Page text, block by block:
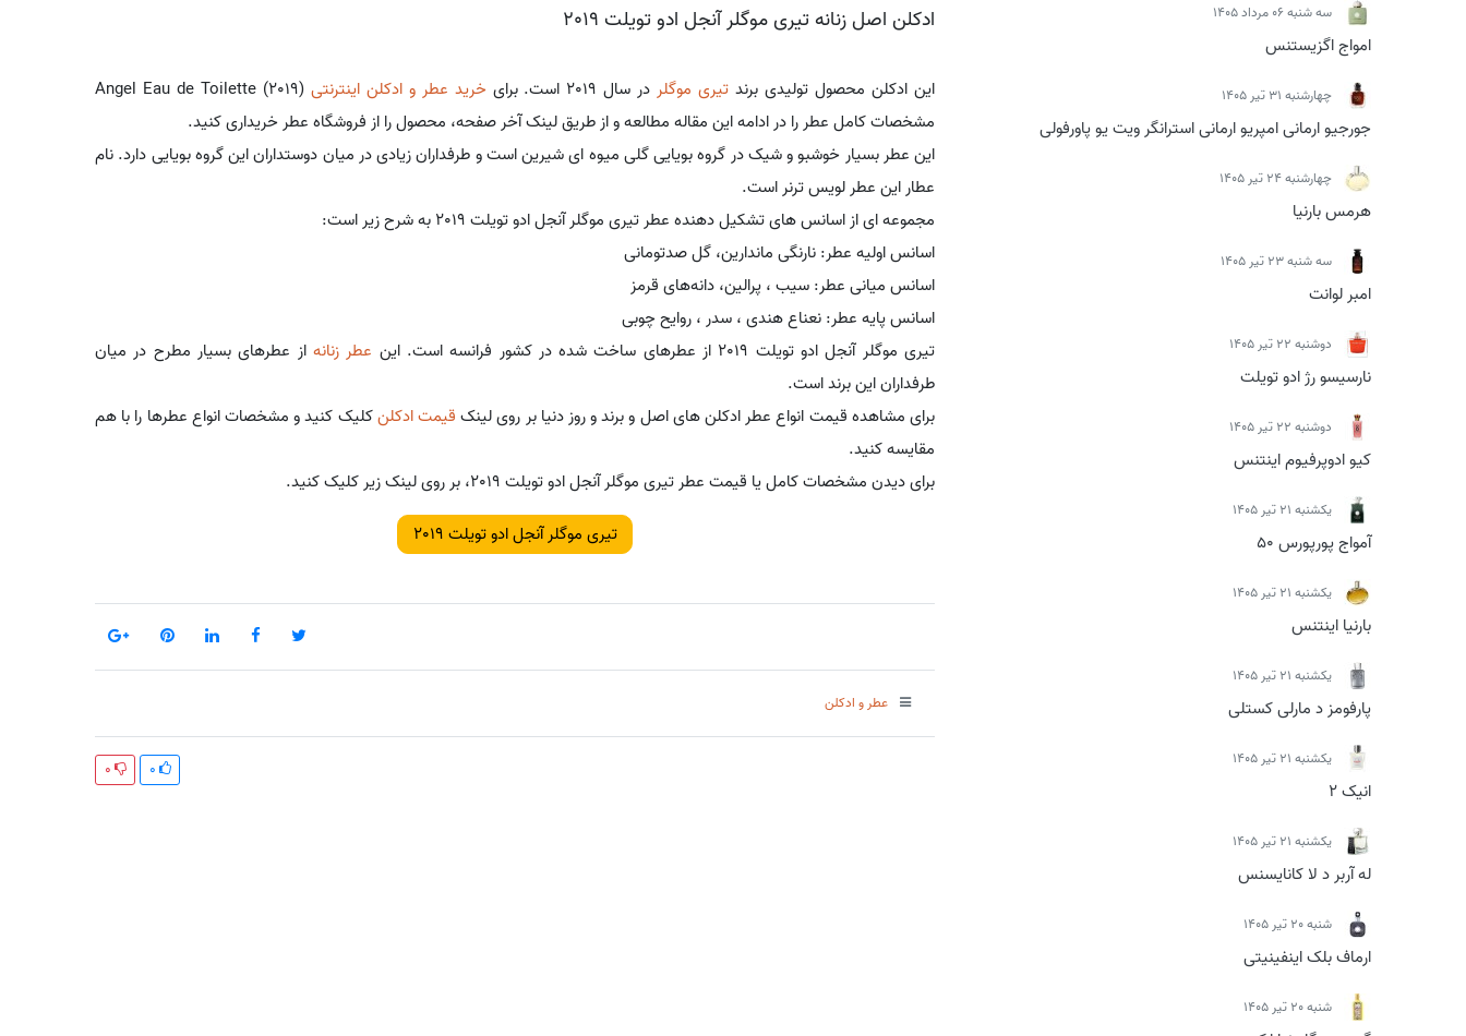
سه شنبه 06 مرداد 1405
امواج اگزیستنس
چهارشنبه 31 تیر 1405
جورجیو ارمانی امپریو ارمانی استرانگر ویت یو پاورفولی
چهارشنبه 24 تیر 1405
هرمس بارنیا
سه شنبه 23 تیر 1405
امبر لوانت
دوشنبه 22 تیر 1405
نارسیسو رژ ادو تویلت
دوشنبه 22 تیر 1405
کیو ادوپرفیوم اینتنس
يكشنبه 21 تیر 1405
آمواج پورپورس 50
يكشنبه 21 تیر 1405
بارنیا اینتنس
يكشنبه 21 تیر 1405
پارفومز د مارلی کستلی
يكشنبه 21 تیر 1405
انیک 2
يكشنبه 21 تیر 1405
له آربر د لا کانایسنس
شنبه 20 تیر 1405
ارماف بلک اینفینیتی
شنبه 20 تیر 1405
ادکلن اصل زنانه تیری موگلر آنجل ادو تویلت 2019
این ادکلن محصول تولیدی برند تیری موگلر در سال 2019 است. برای خريد عطر و ادكلن اینترنتی Angel Eau de Toilette (2019)
مشخصات کامل عطر را در ادامه این مقاله مطالعه و از طریق لینک آخر صفحه، محصول را از فروشگاه عطر خریداری کنید.
این عطر بسیار خوشبو و شیک در گروه بویایی گلی میوه ای شیرین است و طرفداران زیادی در میان دوستداران این گروه بویایی دارد. نام
عطار این عطر لویس ترنر است.
مجموعه ای از اسانس های تشکیل دهنده عطر تیری موگلر آنجل ادو تویلت 2019 به شرح زیر است:
اسانس اولیه عطر: نارنگی ماندارین، گل صدتومانی
اسانس میانی عطر: سیب ، پرالین، دانه‌های قرمز
اسانس پایه عطر: نعناع هندی ، سدر ، روایح چوبی
تیری موگلر آنجل ادو تویلت 2019 از عطرهای ساخت شده در کشور فرانسه است. این
عطر زنانه از عطرهای بسیار مطرح در میان
طرفداران این برند است.
برای مشاهده قیمت انواع عطر ادکلن های اصل و برند و روز دنیا بر روی لینک قیمت ادکلنکلیک کنید و مشخصات انواع عطرها را با هم
مقایسه کنید.
برای دیدن مشخصات کامل یا قیمت عطر تیری موگلر آنجل ادو تویلت 2019، بر روی لینک زیر کلیک کنید.
تیری موگلر آنجل ادو تویلت 2019
عطر و ادکلن